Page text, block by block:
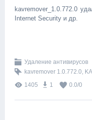
kavremover_1.0.772.0
Internet Security и др.
Удаление антивирусов
kavremover 1.0.772.0,
1405
1 0.0/0